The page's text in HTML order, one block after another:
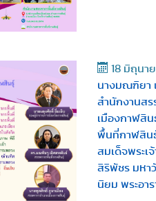
18 มิถุนา
นางมณฑิยา
สำนักงานส
เมืองกาฬสิน
พื้นที่กาฬสินธุ์
สมเด็จพระเ
สิริพัชร มหา
นิยม พระอา